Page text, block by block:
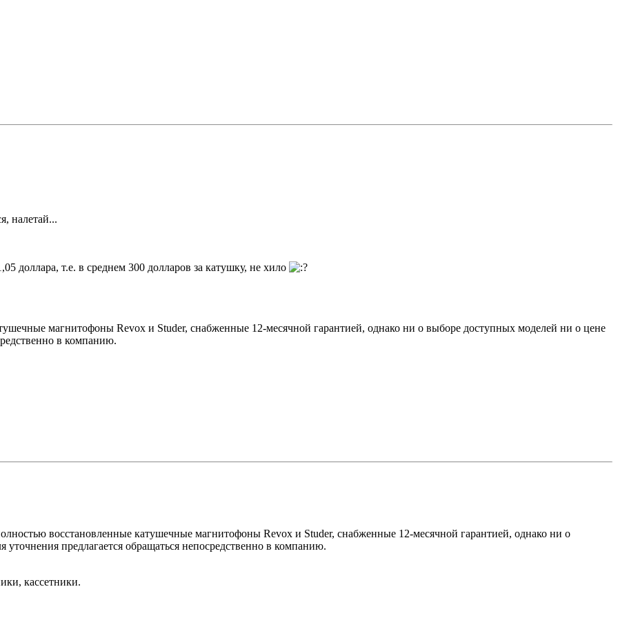
налетай...
доллара, т.е. в среднем 300 долларов за катушку, не хило
магнитофоны Revox и Studer, снабженные 12-месячной гарантией, однако ни о выборе доступных моделей ни о цене
в компанию.
восстановленные катушечные магнитофоны Revox и Studer, снабженные 12-месячной гарантией, однако ни о
предлагается обращаться непосредственно в компанию.
кассетники.